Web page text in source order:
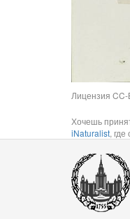
Лицензия CC-
Хочешь
iNaturalist,